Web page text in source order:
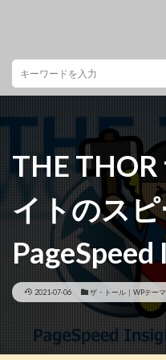
THE
イトのス
2021-07-06 ザ・トール｜WPテーマ